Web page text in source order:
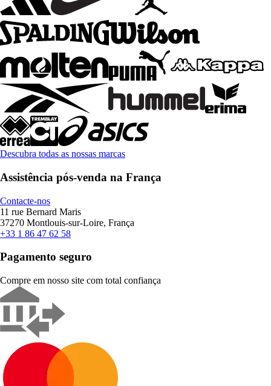
Descubra todas as nossas marcas
Assistência pós-venda na França
Contacte-nos
11 rue Bernard Maris
37270 Montlouis-sur-Loire, França
+33 1 86 47 62 58
Pagamento seguro
Compre em nosso site com total confiança